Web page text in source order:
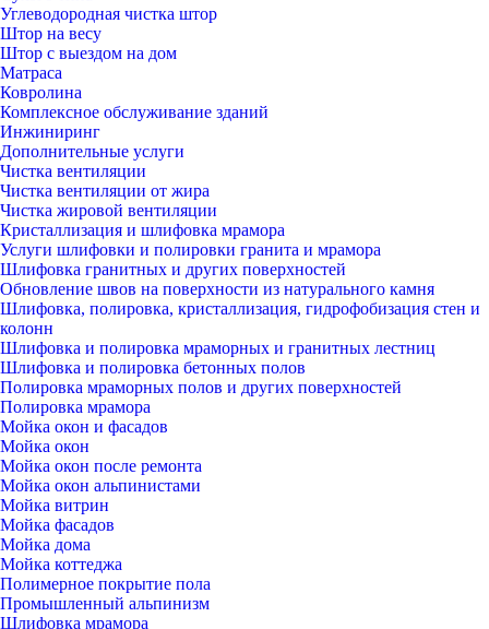
Углеводородная чистка штор
Штор на весу
Штор с выездом на дом
Матраса
Ковролина
Комплексное обслуживание зданий
Инжиниринг
Дополнительные услуги
Чистка вентиляции
Чистка вентиляции от жира
Чистка жировой вентиляции
Кристаллизация и шлифовка мрамора
Услуги шлифовки и полировки гранита и мрамора
Шлифовка гранитных и других поверхностей
Обновление швов на поверхности из натурального камня
Шлифовка, полировка, кристаллизация, гидрофобизация стен и
колонн
Шлифовка и полировка мраморных и гранитных лестниц
Шлифовка и полировка бетонных полов
Полировка мраморных полов и других поверхностей
Полировка мрамора
Мойка окон и фасадов
Мойка окон
Мойка окон после ремонта
Мойка окон альпинистами
Мойка витрин
Мойка фасадов
Мойка дома
Мойка коттеджа
Полимерное покрытие пола
Промышленный альпинизм
Шлифовка мрамора